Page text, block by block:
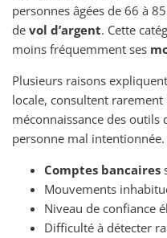
personnes âgées de 66 à
de vol d’argent. Cette
moins fréquemment ses
Plusieurs raisons
locale, consultent
méconnaissance des
personne mal intentionnée.
Comptes bancaires
Mouvements
Niveau de confiance
Difficulté à détecter